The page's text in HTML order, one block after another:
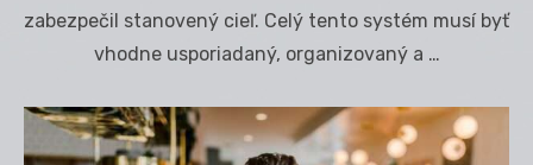
zabezpečil stanovený cieľ. Celý tento systém musí byť
vhodne usporiadaný, organizovaný a …